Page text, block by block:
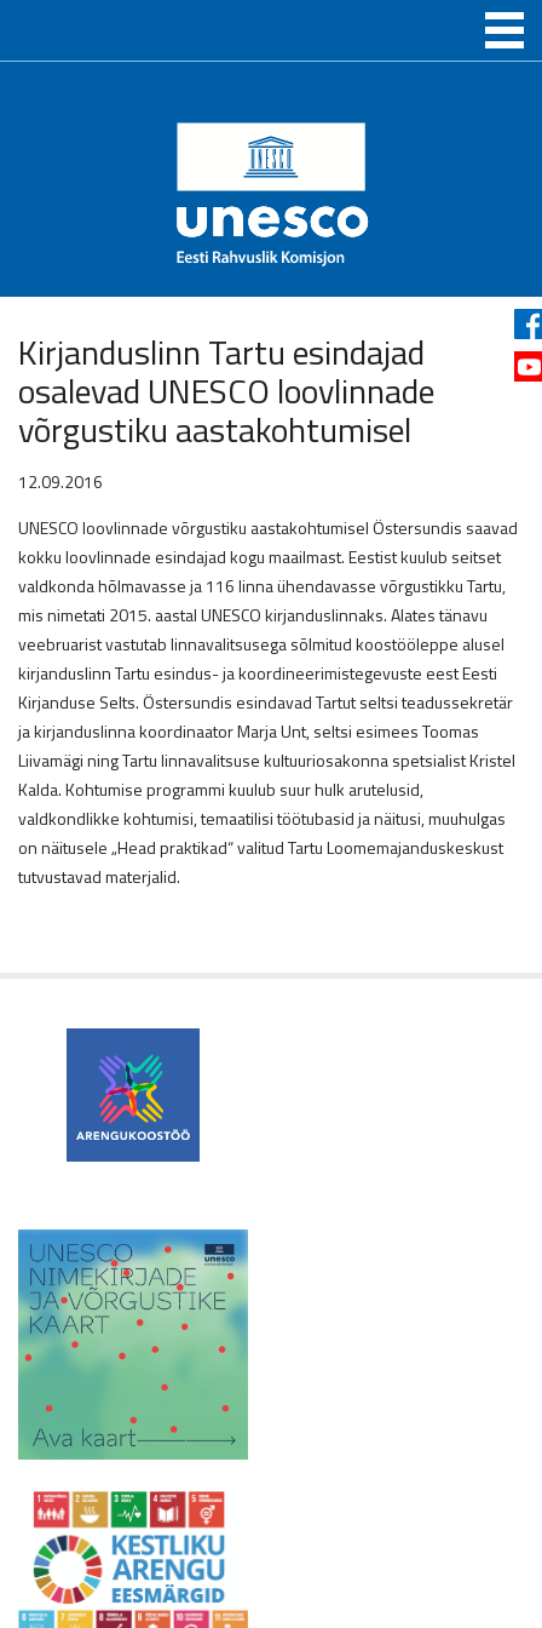
Kirjanduslinn Tartu esindajad
osalevad UNESCO loovlinnade
võrgustiku aastakohtumisel
12.09.2016
UNESCO loovlinnade võrgustiku aastakohtumisel Östersundis saavad
kokku loovlinnade esindajad kogu maailmast. Eestist kuulub seitset
valdkonda hõlmavasse ja 116 linna ühendavasse võrgustikku Tartu,
mis nimetati 2015. aastal UNESCO kirjanduslinnaks. Alates tänavu
veebruarist vastutab linnavalitsusega sõlmitud koostööleppe alusel
kirjanduslinn Tartu esindus- ja koordineerimistegevuste eest Eesti
Kirjanduse Selts. Östersundis esindavad Tartut seltsi teadussekretär
ja kirjanduslinna koordinaator Marja Unt, seltsi esimees Toomas
Liivamägi ning Tartu linnavalitsuse kultuuriosakonna spetsialist Kristel
Kalda. Kohtumise programmi kuulub suur hulk arutelusid,
valdkondlikke kohtumisi, temaatilisi töötubasid ja näitusi, muuhulgas
on näitusele „Head praktikad“ valitud Tartu Loomemajanduskeskust
tutvustavad materjalid.